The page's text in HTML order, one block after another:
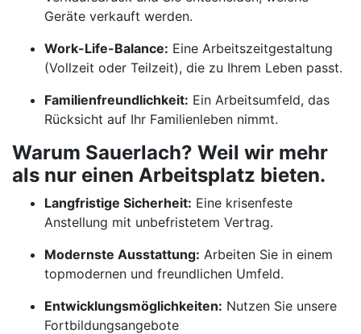
Geräte verkauft werden.
Work-Life-Balance: Eine Arbeitszeitgestaltung
(Vollzeit oder Teilzeit), die zu Ihrem Leben passt.
Familienfreundlichkeit: Ein Arbeitsumfeld, das
Rücksicht auf Ihr Familienleben nimmt.
Warum Sauerlach? Weil wir mehr
als nur einen Arbeitsplatz bieten.
Langfristige Sicherheit: Eine krisenfeste
Anstellung mit unbefristetem Vertrag.
Modernste Ausstattung: Arbeiten Sie in einem
topmodernen und freundlichen Umfeld.
Entwicklungsmöglichkeiten: Nutzen Sie unsere
Fortbildungsangebote